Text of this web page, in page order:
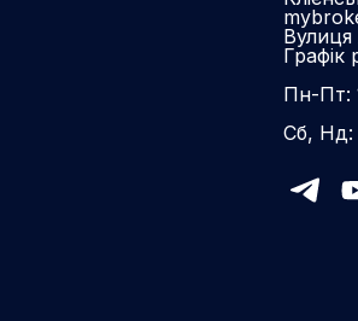
Вулиця
Пн-Пт:
Сб, Нд: